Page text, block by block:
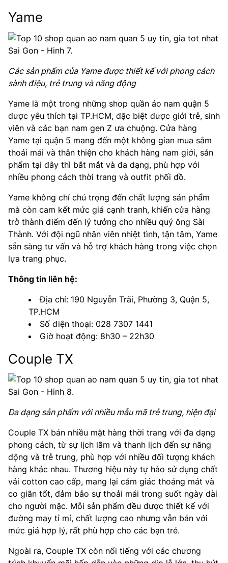
Yame
Các sản phẩm của Yame được thiết kế với phong cách
sành điệu, trẻ trung và năng động
Yame là một trong những shop quần áo nam quận 5
được yêu thích tại TP.HCM, đặc biệt được giới trẻ, sinh
viên và các bạn nam gen Z ưa chuộng. Cửa hàng
Yame tại quận 5 mang đến một không gian mua sắm
thoải mái và thân thiện cho khách hàng nam giới, sản
phẩm tại đây thì bắt mắt và đa dạng, phù hợp với
nhiều phong cách thời trang và outfit phối đồ.
Yame không chỉ chú trọng đến chất lượng sản phẩm
mà còn cam kết mức giá cạnh tranh, khiến cửa hàng
trở thành điểm đến lý tưởng cho nhiều quý ông Sài
Thành. Với đội ngũ nhân viên nhiệt tình, tận tâm, Yame
sẵn sàng tư vấn và hỗ trợ khách hàng trong việc chọn
lựa trang phục.
Thông tin liên hệ:
Địa chỉ: 190 Nguyễn Trãi, Phường 3, Quận 5,
TP.HCM
Số điện thoại: 028 7307 1441
Giờ hoạt động: 8h30 – 22h30
Couple TX
Đa dạng sản phẩm với nhiều mẫu mã trẻ trung, hiện đại
Couple TX bán nhiều mặt hàng thời trang với đa dạng
phong cách, từ sự lịch lãm và thanh lịch đến sự năng
động và trẻ trung, phù hợp với nhiều đối tượng khách
hàng khác nhau. Thương hiệu này tự hào sử dụng chất
vải cotton cao cấp, mang lại cảm giác thoáng mát và
co giãn tốt, đảm bảo sự thoải mái trong suốt ngày dài
cho người mặc. Mỗi sản phẩm đều được thiết kế với
đường may tỉ mỉ, chất lượng cao nhưng vẫn bán với
mức giá hợp lý, rất phù hợp cho các bạn trẻ.
Ngoài ra, Couple TX còn nổi tiếng với các chương